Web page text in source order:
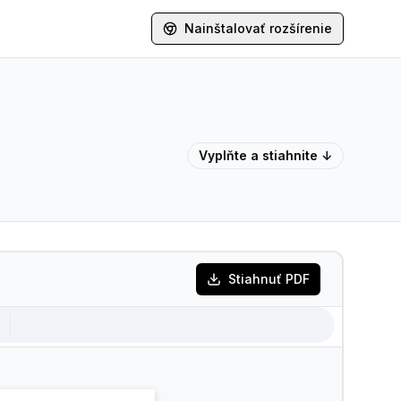
Nainštalovať rozšírenie
Vyplňte a stiahnite ↓
Stiahnuť PDF